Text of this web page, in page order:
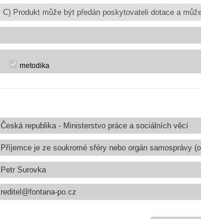
metodika
Česká republika - Ministerstvo práce a sociálních věcí
Příjemce je ze soukromé sféry nebo orgán samosprávy
Petr Surovka
reditel@fontana-po.cz